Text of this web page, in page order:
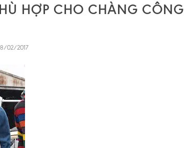
HỢP CHO CHÀNG CÔNG
02/2017